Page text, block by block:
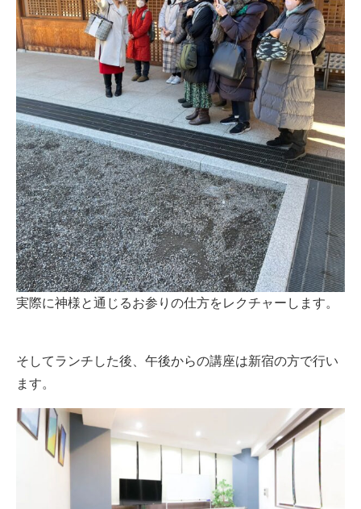
実際に神様と通じるお参りの仕方をレクチャーします。
そしてランチした後、午後からの講座は新宿の方で行い
ます。